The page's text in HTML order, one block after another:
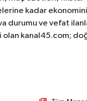
kadar
durumu ve vefat
kanal45.com;